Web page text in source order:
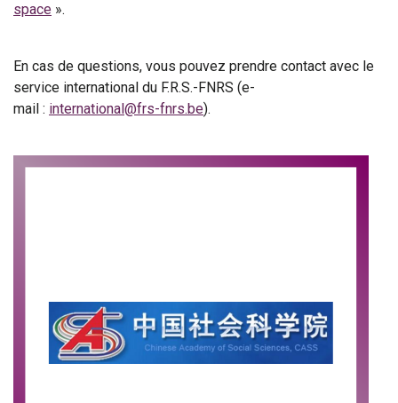
space ».
En cas de questions, vous pouvez prendre contact avec le
service international du F.R.S.-FNRS (e-
mail : international@frs-fnrs.be).